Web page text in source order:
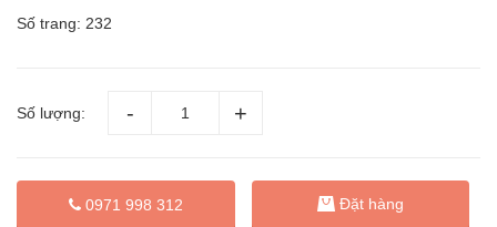
Số trang: 232
Số lượng:
0971 998 312 Đặt hàng